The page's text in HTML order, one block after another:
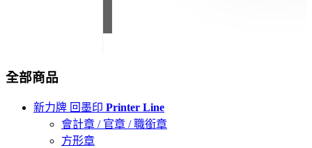
全部商品
新力牌 回墨印 Printer Line
會計章 / 官章 / 職銜章
方形章